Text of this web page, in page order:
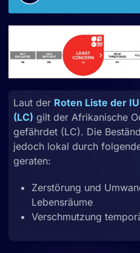
Laut der Roten Liste der
(LC) gilt der Afrikanische
gefährdet (LC). Die
jedoch lokal durch
geraten:
Zerstörung und
Lebensräume
Verschmutzung